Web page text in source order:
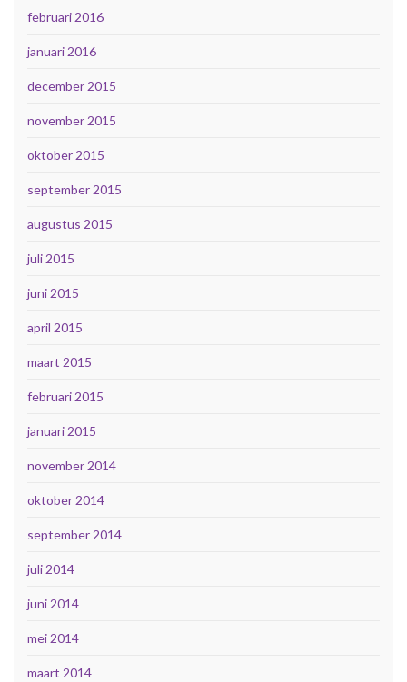
februari 2016
januari 2016
december 2015
november 2015
oktober 2015
september 2015
augustus 2015
juli 2015
juni 2015
april 2015
maart 2015
februari 2015
januari 2015
november 2014
oktober 2014
september 2014
juli 2014
juni 2014
mei 2014
maart 2014